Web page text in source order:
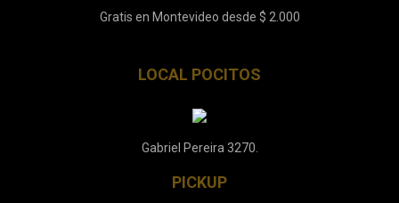
Gratis en Montevideo desde $ 2.000
LOCAL POCITOS
Gabriel Pereira 3270.
PICKUP